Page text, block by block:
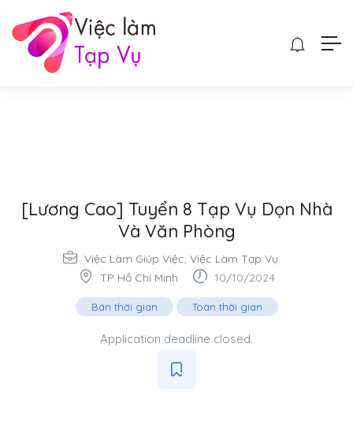
[Lương Cao] Tuyển 8 Tạp Vụ Dọn Nhà
Và Văn Phòng
Việc Làm Giúp Việc, Việc Làm Tạp Vụ
TP Hồ Chí Minh
10/10/2024
Bán thời gian Toàn thời gian
Application deadline closed.